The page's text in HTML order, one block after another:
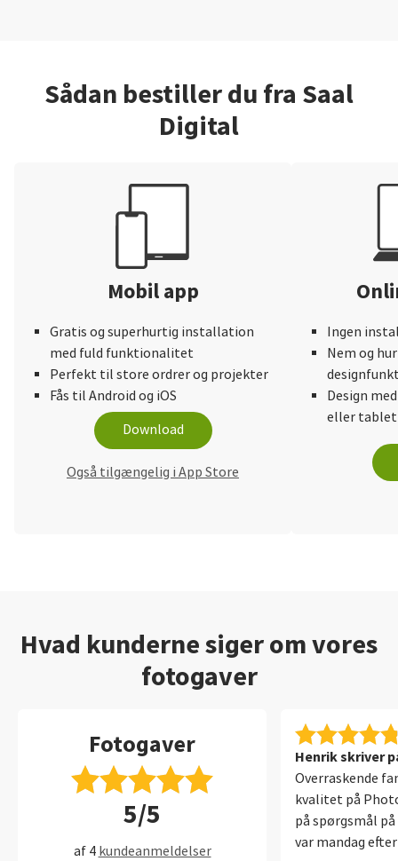
Sådan bestiller du fra Saal
Digital
Mobil app
Gratis og superhurtig installation
med fuld funktionalitet
Perfekt til store ordrer og projekter
Fås til Android og iOS
Download
Også tilgængelig i App Store
Ingen
Nem og
Design
eller tablet
Hvad kunderne siger om vores
fotogaver
Fotogaver
5/5
af 4 kundeanmeldelser
Henrik skriver
Overraskende
kvalitet på
på spørgsmål
var mandag